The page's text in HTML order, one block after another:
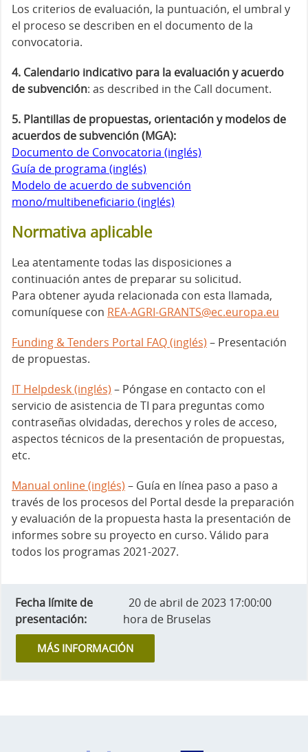
Los criterios de evaluación, la puntuación, el umbral y
el proceso se describen en el documento de la
convocatoria.
4. Calendario indicativo para la evaluación y acuerdo
de subvención: as described in the Call document.
5. Plantillas de propuestas, orientación y modelos de
acuerdos de subvención (MGA):
Documento de Convocatoria (inglés)
Guía de programa (inglés)
Modelo de acuerdo de subvención
mono/multibeneficiario (inglés)
Normativa aplicable
Lea atentamente todas las disposiciones a
continuación antes de preparar su solicitud.
Para obtener ayuda relacionada con esta llamada,
comuníquese con REA-AGRI-GRANTS@ec.europa.eu
Funding & Tenders Portal FAQ (inglés) – Presentación
de propuestas.
IT Helpdesk (inglés) – Póngase en contacto con el
servicio de asistencia de TI para preguntas como
contraseñas olvidadas, derechos y roles de acceso,
aspectos técnicos de la presentación de propuestas,
etc.
Manual online (inglés) – Guía en línea paso a paso a
través de los procesos del Portal desde la preparación
y evaluación de la propuesta hasta la presentación de
informes sobre su proyecto en curso. Válido para
todos los programas 2021-2027.
Fecha límite de
presentación:
20 de abril de 2023 17:00:00
hora de Bruselas
MÁS INFORMACIÓN